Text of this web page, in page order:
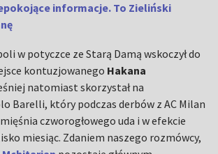
informacje. To Zieliński
w potyczce ze Starą Damą wskoczył do
kontuzjowanego Hakana
natomiast skorzystał na
Barelli, który podczas derbów z AC Milan
czworogłowego uda i w efekcie
miesiąc. Zdaniem naszego rozmówcy,